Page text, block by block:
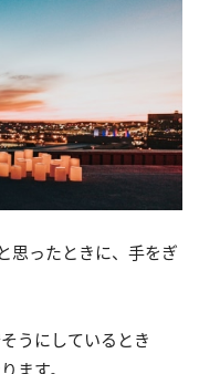
思ったときに、手をぎ
うにしているとき